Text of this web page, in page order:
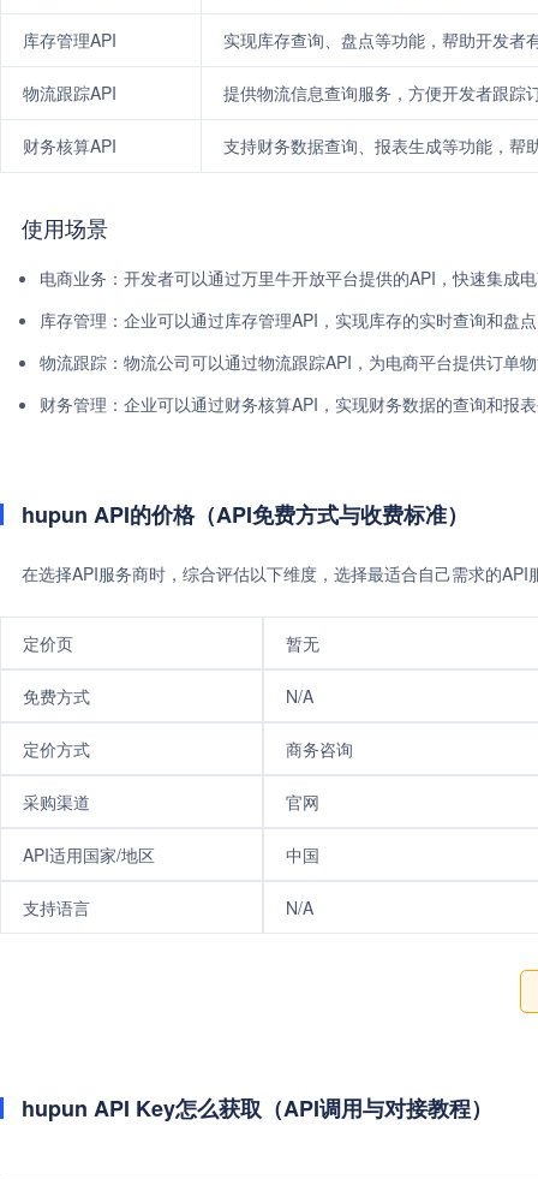
库存管理API 实现库存查询、盘点等功能，帮助开发者
物流跟踪API 提供物流信息查询服务，方便开发者跟踪
财务核算API 支持财务数据查询、报表生成等功能，帮
使用场景
电商业务：开发者可以通过万里牛开放平台提供的API，快速集成
库存管理：企业可以通过库存管理API，实现库存的实时查询和盘
物流跟踪：物流公司可以通过物流跟踪API，为电商平台提供订单
财务管理：企业可以通过财务核算API，实现财务数据的查询和报
hupun API的价格（API免费方式与收费标准）
在选择API服务商时，综合评估以下维度，选择最适合自己需求的
定价页 暂无
免费方式 N/A
定价方式 商务咨询
采购渠道 官网
API适用国家/地区 中国
支持语言 N/A
hupun API Key怎么获取（API调用与对接教程）